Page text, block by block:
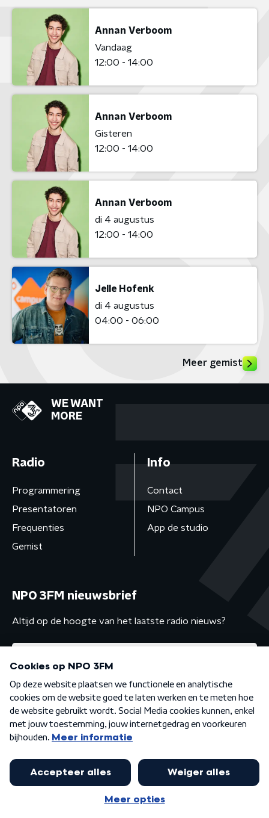
Annan Verboom
Vandaag
12:00 - 14:00
Annan Verboom
Gisteren
12:00 - 14:00
Annan Verboom
di 4 augustus
12:00 - 14:00
Jelle Hofenk
di 4 augustus
04:00 - 06:00
Meer gemist
WE WANT
MORE
Radio
Programmering
Presentatoren
Frequenties
Gemist
Info
Contact
NPO Campus
App de studio
NPO 3FM nieuwsbrief
Altijd op de hoogte van het laatste radio nieuws?
Algemene voorwaarden Privacybeleid